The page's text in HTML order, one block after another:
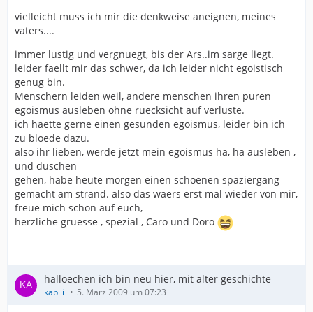
vielleicht muss ich mir die denkweise aneignen, meines
vaters....
immer lustig und vergnuegt, bis der Ars..im sarge liegt.
leider faellt mir das schwer, da ich leider nicht egoistisch
genug bin.
Menschern leiden weil, andere menschen ihren puren
egoismus ausleben ohne ruecksicht auf verluste.
ich haette gerne einen gesunden egoismus, leider bin ich
zu bloede dazu.
also ihr lieben, werde jetzt mein egoismus ha, ha ausleben ,
und duschen
gehen, habe heute morgen einen schoenen spaziergang
gemacht am strand. also das waers erst mal wieder von mir,
freue mich schon auf euch,
herzliche gruesse , spezial , Caro und Doro
halloechen ich bin neu hier, mit alter geschichte
kabili 5. März 2009 um 07:23